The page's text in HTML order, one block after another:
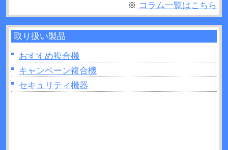
2026年06月28日：プリンターの設定が勝手に変わ
るのはなぜ？原因や対処法など解説！
2026年06月26日：複合機で製本はできるの？製本
を行う場合のポイントを紹介！
2026年06月26日：複合機の印刷がうまくいかない
ときは読み取り部分（ガラス面）の掃除をしてみ
よう！
※ コラム一覧はこちら
取り扱い製品
おすすめ複合機
キャンペーン複合機
セキュリティ機器